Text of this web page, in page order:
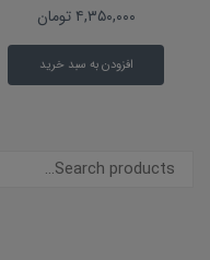
۴,۳۵۰,۰۰۰ تومان
افزودن به سبد خرید